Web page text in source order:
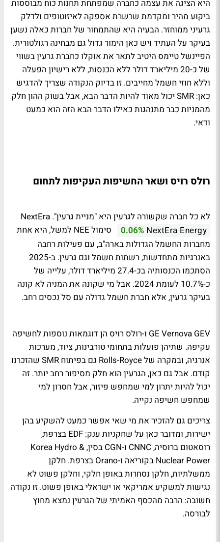
היא הציגה את עצמה כחברה שמפתחת תחנות כוח מבוססות
ביקוע מהיר ומקדמת שרשרת אספקה לאיזוטופים ולדלק
גרעיני ממוחזר. הבעיה היא שהתמחור של חברות כאלה נשען
בעיקר על העתיד ויש כאן הימור גדול גם מבחינה רגולטורית.
הפיינשל טיימס היטיב לתאר את אוקלו כחברת גרעין בשווי
של כ-20 מיליארד דולר ללא הכנסות, ללא רישיון הפעלה
וללא חוזי חשמל מחייבים. זו בדיוק הנקודה שצריך להדגיש
כאן: SMR יכול מאוד להיות הדבר הבא, אבל בשוק ההון חלק
מהמניות כבר מתנהגות כאילו הדבר הבא הזה הוא כמעט
ודאי.
רולס רויס ושאר החשיפות העקיפות לתחום
לא כל חברה שקשורה לגרעין היא "מניית גרעין". NextEra
NextEra Energy
0.06%
סימול NEE למשל, היא אחת
מחברות החשמל הגדולות בארה"ב, עם פעילות רחבה
באנרגיות מתחדשות, רשתות חשמל וגם גרעין. ב-2025
הסתכמו הכנסותיה בכ-27.4 מיליארד דולר, עלייה של
כ-10.7% לעומת 2024. אבל מי שקונה את המניה לא קונה
בעיקר גרעין, אלא חברת חשמל גדולה עם סל נכסים רחב.
GE Vernova GEV ו-רולס רויס הן דוגמאות נוספות לחשיפה
עקיפה. שתיהן פועלות בתחומי טורבינות, ציוד, מערכות
אנרגיה, ובמקרה של Rolls-Royce גם בפיתוח SMR שהזכרנו
קודם. אבל גם כאן, הגרעין הוא חלק מסיפור רחב יותר. זה
יכול להיות יתרון למי שמחפש פיזור, אבל חסרון למי
שמחפש חשיפה נקייה.
צריכים גם להזכיר את מי שאי אפשר כמעט להשקיע בהן
ישירות, ומדובר כאן על שחקניות ענק: EDF בצרפת,
רוסאטום ברוסיה, CNNC ו-CGN בסין, Korea Hydro &
Nuclear Power בקוריאה ו-Orano בצרפת. חלקן
ממשלתיות, חלקן נסחרות באופן חלקי, וחלקן פשוט לא
נגישות למשקיע אמריקאי או ישראלי באופן פשוט. זו נקודה
חשובה: הרבה מהכסף האמיתי של הגרעין נמצא מחוץ
לבורסה.